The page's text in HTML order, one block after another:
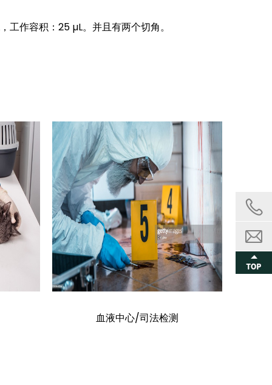
作容积：25 µL。并且有两个切角。
血液中心/司法检测